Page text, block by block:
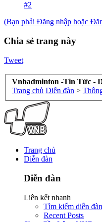
#2
(Bạn phải Đăng nhập hoặc
Chia sẻ trang này
Tweet
Vnbadminton -Tin Tức -
Trang chủ Diễn đàn >
Trang chủ
Diễn đàn
Diễn đàn
Liên kết nhanh
Tìm kiếm diễn đàn
Recent Posts